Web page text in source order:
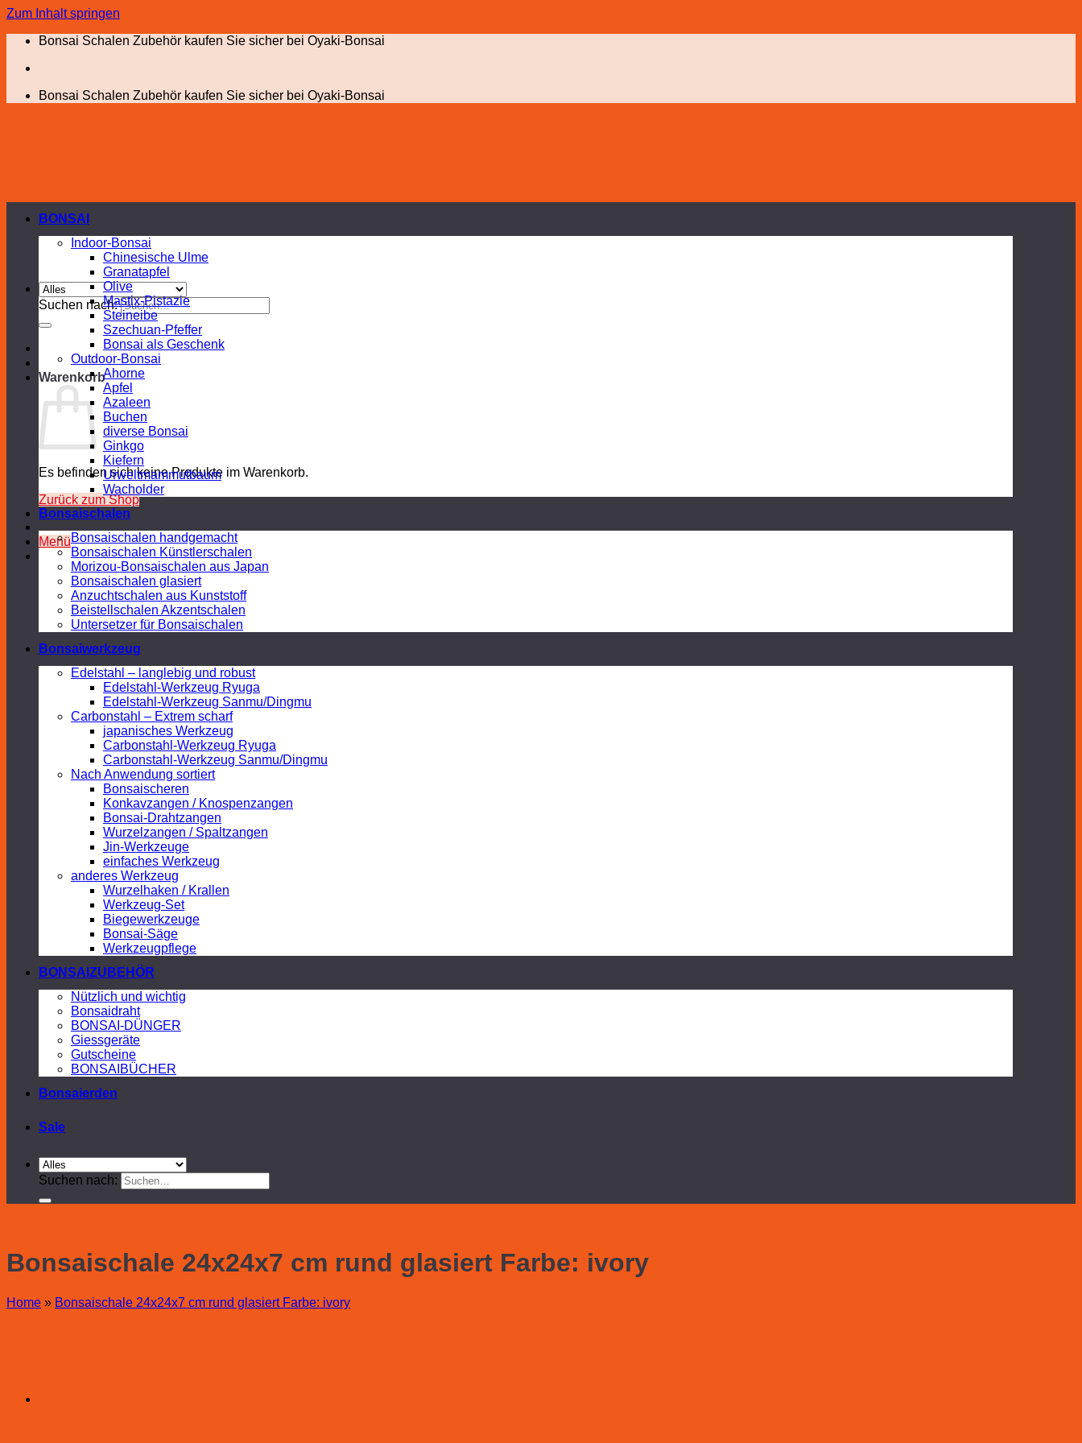
Zum Inhalt springen
Bonsai Schalen Zubehör kaufen Sie sicher bei Oyaki-Bonsai
Bonsai Schalen Zubehör kaufen Sie sicher bei Oyaki-Bonsai
Suchen nach:
Warenkorb
Es befinden sich keine Produkte im Warenkorb.
Zurück zum Shop
Menü
BONSAI
Indoor-Bonsai
Chinesische Ulme
Granatapfel
Olive
Mastix-Pistazie
Steineibe
Szechuan-Pfeffer
Bonsai als Geschenk
Outdoor-Bonsai
Ahorne
Apfel
Azaleen
Buchen
diverse Bonsai
Ginkgo
Kiefern
Urweltmammutbaum
Wacholder
Bonsaischalen
Bonsaischalen handgemacht
Bonsaischalen Künstlerschalen
Morizou-Bonsaischalen aus Japan
Bonsaischalen glasiert
Anzuchtschalen aus Kunststoff
Beistellschalen Akzentschalen
Untersetzer für Bonsaischalen
Bonsaiwerkzeug
Edelstahl – langlebig und robust
Edelstahl-Werkzeug Ryuga
Edelstahl-Werkzeug Sanmu/Dingmu
Carbonstahl – Extrem scharf
japanisches Werkzeug
Carbonstahl-Werkzeug Ryuga
Carbonstahl-Werkzeug Sanmu/Dingmu
Nach Anwendung sortiert
Bonsaischeren
Konkavzangen / Knospenzangen
Bonsai-Drahtzangen
Wurzelzangen / Spaltzangen
Jin-Werkzeuge
einfaches Werkzeug
anderes Werkzeug
Wurzelhaken / Krallen
Werkzeug-Set
Biegewerkzeuge
Bonsai-Säge
Werkzeugpflege
BONSAIZUBEHÖR
Nützlich und wichtig
Bonsaidraht
BONSAI-DÜNGER
Giessgeräte
Gutscheine
BONSAIBÜCHER
Bonsaierden
Sale
Suchen nach:
Bonsaischale 24x24x7 cm rund glasiert Farbe: ivory
Home » Bonsaischale 24x24x7 cm rund glasiert Farbe: ivory